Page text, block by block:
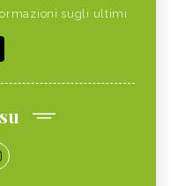
sugli ultimi